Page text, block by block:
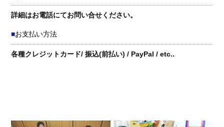
詳細はお電話にてお問い合せください。
お支払い方法
各種クレジットカード/ 振込(前払い) / PayPal / etc..